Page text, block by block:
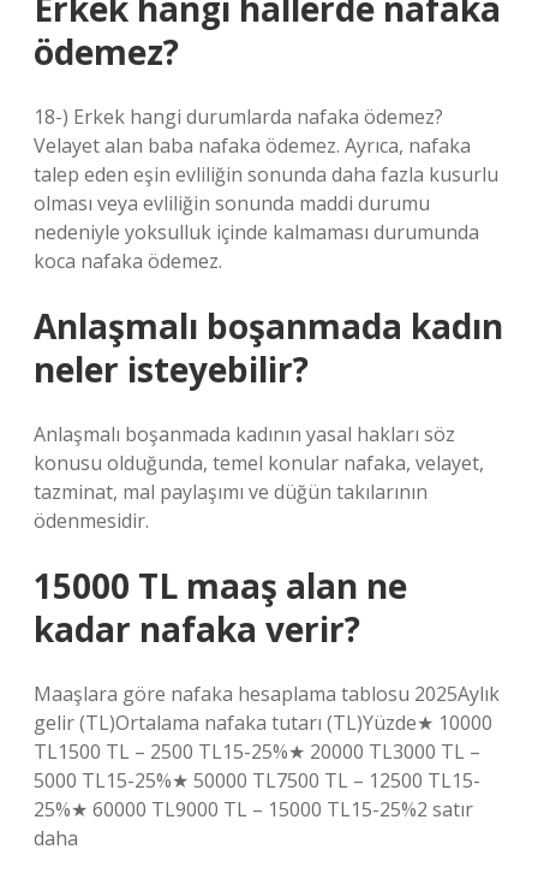
ödemez?
18-) Erkek hangi durumlarda nafaka ödemez?
Velayet alan baba nafaka ödemez. Ayrıca, nafaka
talep eden eşin evliliğin sonunda daha fazla kusurlu
olması veya evliliğin sonunda maddi durumu
nedeniyle yoksulluk içinde kalmaması durumunda
koca nafaka ödemez.
Anlaşmalı boşanmada kadın
neler isteyebilir?
Anlaşmalı boşanmada kadının yasal hakları söz
konusu olduğunda, temel konular nafaka, velayet,
tazminat, mal paylaşımı ve düğün takılarının
ödenmesidir.
15000 TL maaş alan ne
kadar nafaka verir?
Maaşlara göre nafaka hesaplama tablosu 2025Aylık
gelir (TL)Ortalama nafaka tutarı (TL)Yüzde★ 10000
TL1500 TL – 2500 TL15-25%★ 20000 TL3000 TL –
5000 TL15-25%★ 50000 TL7500 TL – 12500 TL15-
25%★ 60000 TL9000 TL – 15000 TL15-25%2 satır
daha